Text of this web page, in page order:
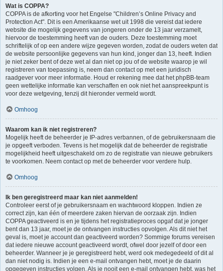
Wat is COPPA?
COPPA is de afkorting voor het Engelse "Children’s Online Privacy and
Protection Act". Dit is een Amerikaanse wet uit 1998 die vereist dat iedere
website die mogelijk gegevens van jongeren onder de 13 jaar verzamelt,
hiervoor de toestemming heeft van de ouders. Deze toestemming moet
schriftelijk of op een andere wijze gegeven worden, zodat de ouders weten dat
de website persoonlijke gegevens van hun kind, jonger dan 13, heeft. Indien
je niet zeker bent of deze wet al dan niet op jou of de website waarop je wil
registreren van toepassing is, neem dan contact op met een juridisch
raadgever voor meer informatie. Houd er rekening mee dat het phpBB-team
geen wettelijke informatie kan verschaffen en ook niet het aanspreekpunt is
voor deze wetgeving, tenzij dit hieronder vermeld wordt.
Omhoog
Waarom kan ik niet registreren?
Mogelijk heeft de beheerder je IP-adres verbannen, of de gebruikersnaam die
je opgeeft verboden. Tevens is het mogelijk dat de beheerder de registratie
mogelijkheid heeft uitgeschakeld om zo de registratie van nieuwe gebruikers
te voorkomen. Neem contact op met de beheerder voor verdere hulp.
Omhoog
Ik ben geregistreerd maar kan niet aanmelden!
Controleer eerst of je gebruikersnaam en wachtwoord kloppen. Indien ze
correct zijn, kan één of meerdere zaken hiervan de oorzaak zijn. Indien
COPPA geactiveerd is en je tijdens het registratieproces opgaf dat je jonger
bent dan 13 jaar, moet je de ontvangen instructies opvolgen. Als dit niet het
geval is, moet je account dan geactiveerd worden? Sommige forums vereisen
dat iedere nieuwe account geactiveerd wordt, ofwel door jezelf of door een
beheerder. Wanneer je je geregistreerd hebt, werd ook medegedeeld of dit al
dan niet nodig is. Indien je een e-mail ontvangen hebt, moet je de daarin
opgegeven instructies volgen. Als je nooit een e-mail ontvangen hebt, was het